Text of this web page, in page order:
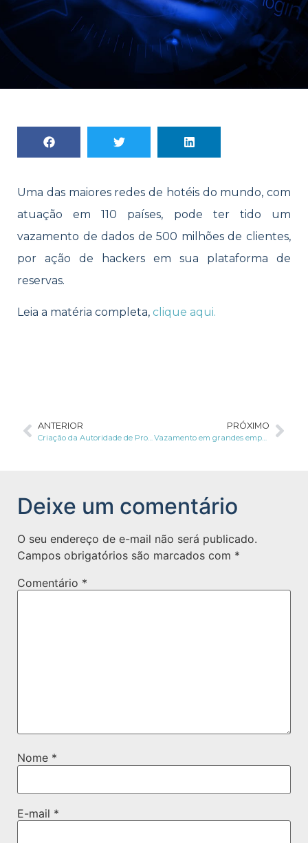
Uma das maiores redes de hotéis do mundo, com
atuação em 110 países, pode ter tido um
vazamento de dados de 500 milhões de clientes,
por ação de hackers em sua plataforma de
reservas.
Leia a matéria completa, clique aqui.
ANTERIOR PRÓXIMO
Vazamento em grandes empresas
Deixe um comentário
O seu endereço de e-mail não será publicado.
Campos obrigatórios são marcados com *
Comentário *
Nome *
E-mail *